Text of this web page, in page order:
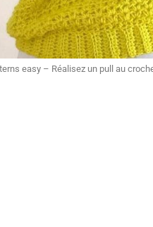
easy – Réalisez un pull au